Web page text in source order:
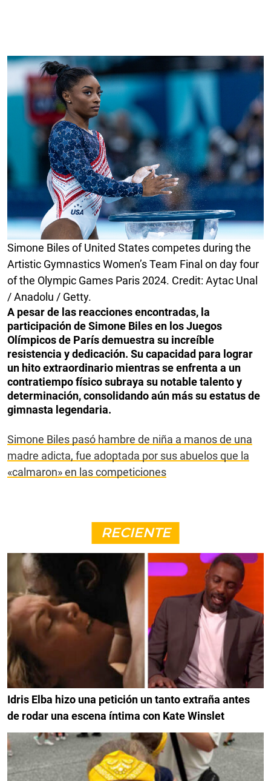
Simone Biles of United States competes during the
Artistic Gymnastics Women’s Team Final on day four
of the Olympic Games Paris 2024. Credit: Aytac Unal
/ Anadolu / Getty.
A pesar de las reacciones encontradas, la
participación de Simone Biles en los Juegos
Olímpicos de París demuestra su increíble
resistencia y dedicación. Su capacidad para lograr
un hito extraordinario mientras se enfrenta a un
contratiempo físico subraya su notable talento y
determinación, consolidando aún más su estatus de
gimnasta legendaria.
Simone Biles pasó hambre de niña a manos de una
madre adicta, fue adoptada por sus abuelos que la
«calmaron» en las competiciones
RECIENTE
Idris Elba hizo una petición un tanto extraña antes
de rodar una escena íntima con Kate Winslet